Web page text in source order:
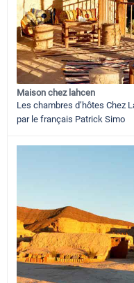
Maison chez lahcen
Les chambres d’hôtes Chez
par le français Patrick Simo